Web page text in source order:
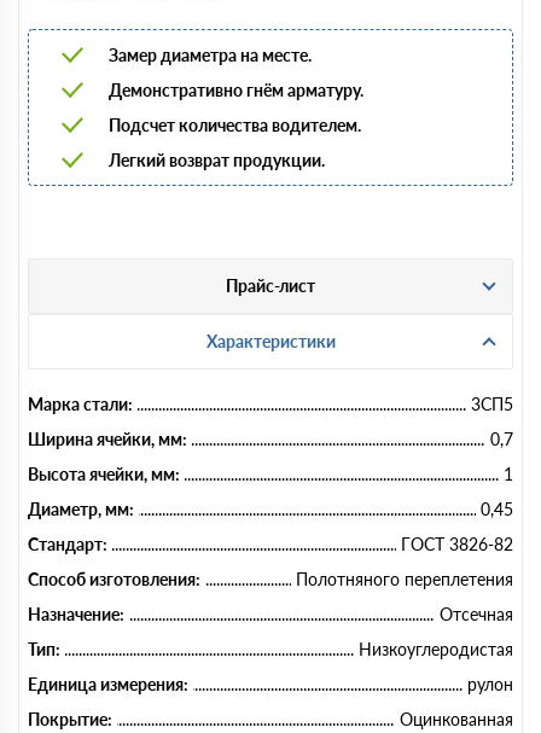
Замер диаметра на месте.
Демонстративно гнём арматуру.
Подсчет количества водителем.
Легкий возврат продукции.
Прайс-лист
Характеристики
Марка стали:
3СП5
Ширина ячейки, мм:
0,7
Высота ячейки, мм:
1
Диаметр, мм:
0,45
Стандарт:
ГОСТ 3826-82
Способ изготовления:
Полотняного переплетения
Назначение:
Отсечная
Тип:
Низкоуглеродистая
Единица измерения:
рулон
Покрытие:
Оцинкованная